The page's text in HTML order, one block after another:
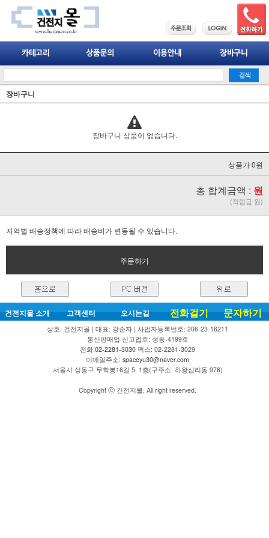
장바구니
장바구니 상품이 없습니다.
상품가 0원
총 합계금액 : 원
(적립금 원)
지역별 배송정책에 따라 배송비가 변동될 수 있습니다.
주문하기
건전지몰 소개 고객센터 오시는길 전화걸기 문자하기
상호: 건전지몰 | 대표: 강순자 | 사업자등록번호: 206-23-16211
통신판매업 신고업호: 성동-4199호
전화:02-2281-3030 팩스: 02-2281-3029
이메일주소: spaceyu30@naver.com
서울시 성동구 무학봉16길 5, 1층(구주소: 하왕십리동 976)
Copyright ⓒ 건전지몰. All right reserved.